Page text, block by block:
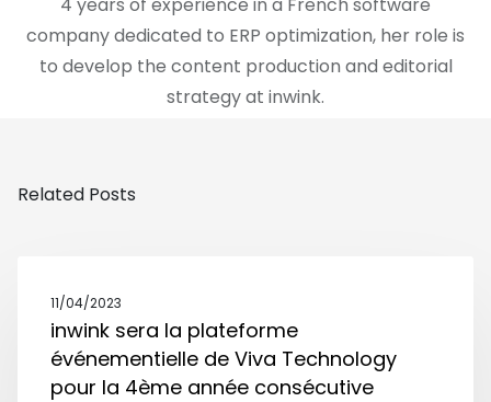
company dedicated to ERP optimization, her role is
to develop the content production and editorial
strategy at inwink.
Related Posts
11/04/2023
inwink sera la plateforme
événementielle de Viva Technology
pour la 4ème année consécutive